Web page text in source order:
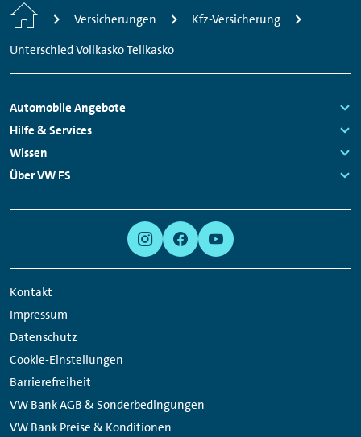
StartseiteVersicherungen
Kfz-Versicherung
Unterschied Vollkasko Teilkasko
Fußzeilen
Navigation
Automobile Angebote
Links:
Hilfe & Services
Links:
Wissen
Links:
Über VW FS
Kontakt
Impressum
Datenschutz
Cookie-Einstellungen
Barrierefreiheit
VW Bank AGB & Sonderbedingungen
VW Bank Preise & Konditionen
Links